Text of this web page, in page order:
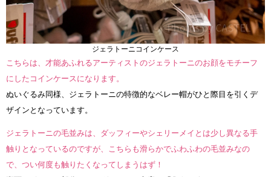
ジェラトーニコインケース
こちらは、才能あふれるアーティストのジェラトーニのお顔をモチーフ
にしたコインケースになります。
ぬいぐるみ同様、ジェラトーニの特徴的なベレー帽がひと際目を引くデ
ザインとなっています。
ジェラトーニの毛並みは、ダッフィーやシェリーメイとは少し異なる手
触りとなっているのですが、こちらも滑らかでふわふわの毛並みなの
で、つい何度も触りたくなってしまうはず！